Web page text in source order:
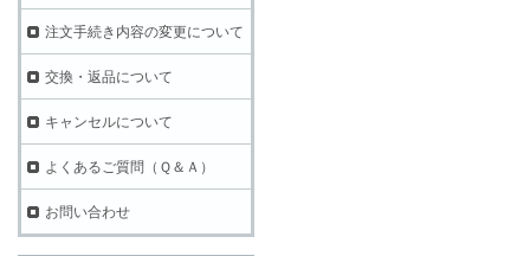
注文手続き内容の変更について
交換・返品について
キャンセルについて
よくあるご質問（Ｑ＆Ａ）
お問い合わせ